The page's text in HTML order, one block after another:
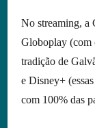
No streaming, a
Globoplay (com
tradição de
e Disney+
com 100% das